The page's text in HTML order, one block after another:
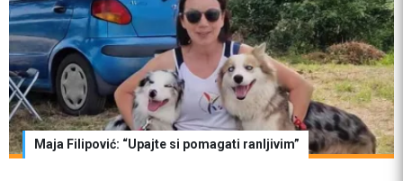
Maja Filipović: “Upajte si pomagati ranljivim”